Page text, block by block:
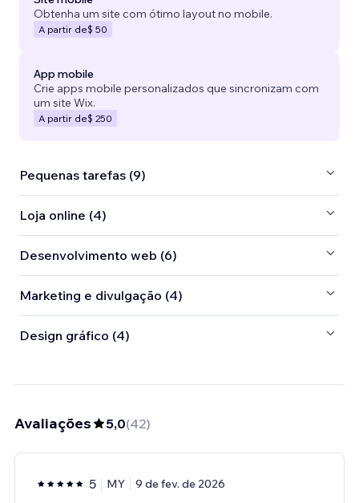
Obtenha um site com ótimo layout no mobile.
A partir de$ 50
App mobile
Crie apps mobile personalizados que sincronizam com
um site Wix.
A partir de$ 250
Pequenas tarefas (9)
Loja online (4)
Desenvolvimento web (6)
Marketing e divulgação (4)
Design gráfico (4)
Avaliações 5,0(42)
5 MY 9 de fev. de 2026